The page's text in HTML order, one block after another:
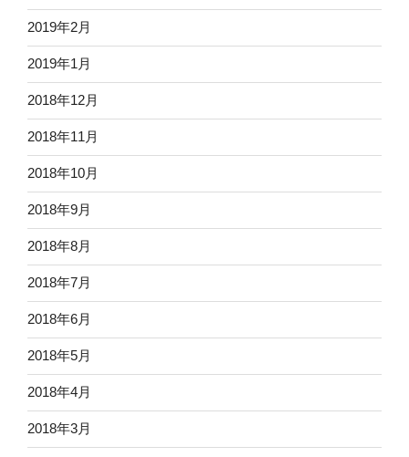
2019年2月
2019年1月
2018年12月
2018年11月
2018年10月
2018年9月
2018年8月
2018年7月
2018年6月
2018年5月
2018年4月
2018年3月